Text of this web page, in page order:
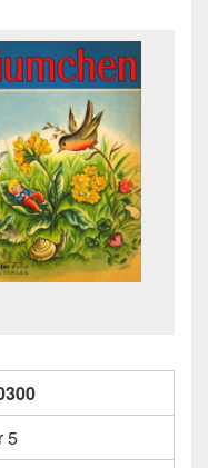
5